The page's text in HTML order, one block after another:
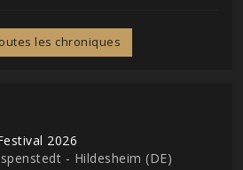
les chroniques
2026
- Hildesheim (DE)